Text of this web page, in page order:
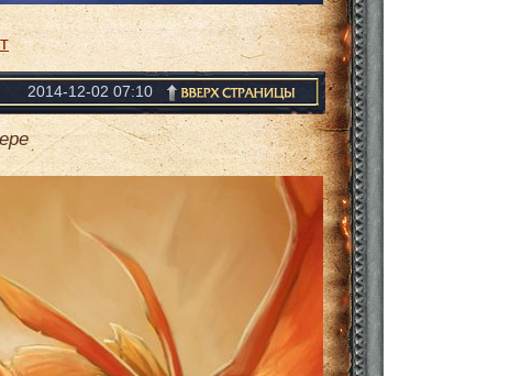
2014-12-02 07:10